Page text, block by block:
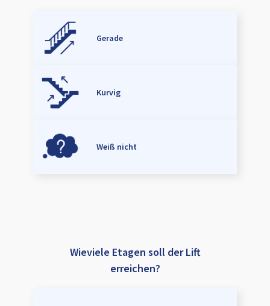
Gerade
Kurvig
Weiß nicht
Wieviele Etagen soll der Lift
erreichen?